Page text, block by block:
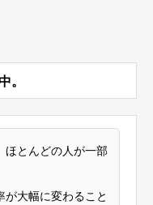
。
ほとんどの人が一部
大幅に変わること